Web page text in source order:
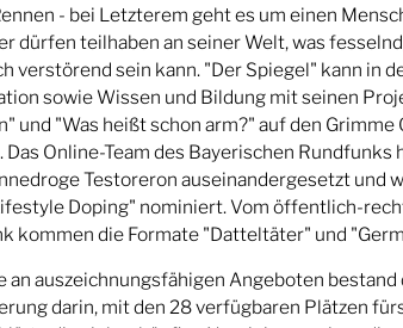
- bei Letzterem geht es um einen
dürfen teilhaben an seiner Welt, was
verstörend sein kann. "Der Spiegel" kann in
sowie Wissen und Bildung mit seinen
und "Was heißt schon arm?" auf den Grimme
Online-Team des Bayerischen Rundfunks
Testoreron auseinandergesetzt und
Doping" nominiert. Vom öffentlich-
kommen die Formate "Datteltäter" und
an auszeichnungsfähigen Angeboten bestand
darin, mit den 28 verfügbaren Plätzen